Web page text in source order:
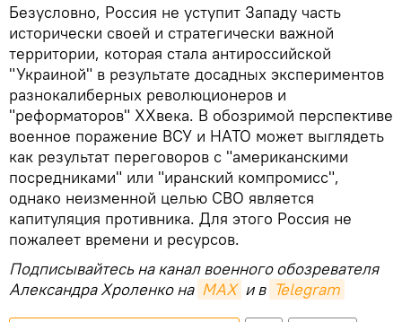
Безусловно, Россия не уступит Западу часть
исторически своей и стратегически важной
территории, которая стала антироссийской
"Украиной" в результате досадных экспериментов
разнокалиберных революционеров и
"реформаторов" XXвека. В обозримой перспективе
военное поражение ВСУ и НАТО может выглядеть
как результат переговоров с "американскими
посредниками" или "иранский компромисс",
однако неизменной целью СВО является
капитуляция противника. Для этого Россия не
пожалеет времени и ресурсов.
Подписывайтесь на канал военного обозревателя
Александра Хроленко на MAX и в Telegram